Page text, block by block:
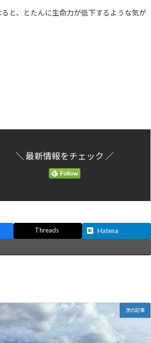
と、とたんに生命力が低下するような気が
＼ 最新情報をチェック ／
Threads Hatena
次の記事